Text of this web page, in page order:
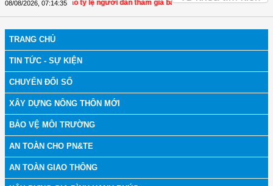
08/08/2026 07:14:36
phần nâng cao tỷ lệ người dân tham gia bảo hiểm y tế
TRANG CHỦ
TIN TỨC - SỰ KIỆN
CHUYỂN ĐỔI SỐ
XÂY DỰNG NÔNG THÔN MỚI
BẢO VỆ MÔI TRƯỜNG
AN TOÀN CHO PN&TE
AN TOÀN GIAO THÔNG